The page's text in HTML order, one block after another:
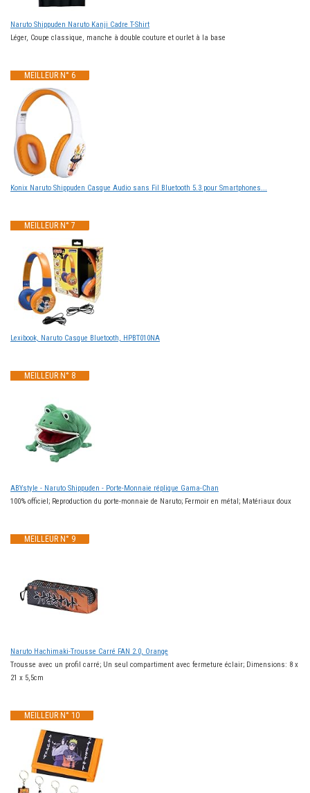
Naruto Shippuden Naruto Kanji Cadre T-Shirt
Léger, Coupe classique, manche à double couture et ourlet à la base
MEILLEUR N° 6
Konix Naruto Shippuden Casque Audio sans Fil Bluetooth 5.3 pour Smartphones...
MEILLEUR N° 7
Lexibook, Naruto Casque Bluetooth, HPBT010NA
MEILLEUR N° 8
ABYstyle - Naruto Shippuden - Porte-Monnaie réplique Gama-Chan
100% officiel; Reproduction du porte-monnaie de Naruto; Fermoir en métal; Matériaux doux
MEILLEUR N° 9
Naruto Hachimaki-Trousse Carré FAN 2.0, Orange
Trousse avec un profil carré; Un seul compartiment avec fermeture éclair; Dimensions: 8 x
21 x 5,5cm
MEILLEUR N° 10